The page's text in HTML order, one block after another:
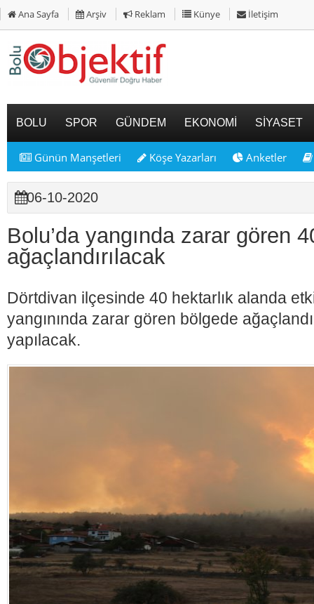
Ana Sayfa Arşiv Reklam Künye İletişim
BOLU SPOR GÜNDEM EKONOMİ SİYASET
Günün Manşetleri Köşe Yazarları Anketler
06-10-2020
Bolu’da yangında zarar gören
ağaçlandırılacak
Dörtdivan ilçesinde 40 hektarlık alanda
yangınında zarar gören bölgede
yapılacak.